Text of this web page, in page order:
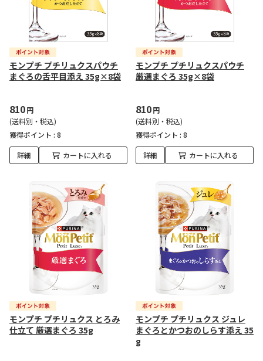
モンプチ プチリュクスパウチ
まぐろの舌平目添え 35g×8袋
810円
(送料別・税込)
獲得ポイント : 8
詳細 カートに入れる
モンプチ プチリュクスパウチ
厳選まぐろ 35g×8袋
810円
(送料別・税込)
獲得ポイント : 8
詳細 カートに入れる
モンプチ プチリュクス とろみ
仕立て 厳選まぐろ 35g
モンプチ プチリュクス ジュレ
まぐろとかつおのしらす添え 35
g